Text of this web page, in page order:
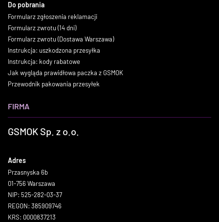
Do pobrania
Formularz zgłoszenia reklamacji
Formularz zwrotu (14 dni)
Formularz zwrotu (Dostawa Warszawa)
Instrukcja: uszkodzona przesyłka
Instrukcja: kody rabatowe
Jak wygląda prawidłowa paczka z GSMOK
Przewodnik pakowania przesyłek
FIRMA
GSMOK Sp. z o.o.
Adres
Przasnyska 6b
01-756 Warszawa
NIP: 525-282-03-37
REGON: 385909746
KRS: 0000837213